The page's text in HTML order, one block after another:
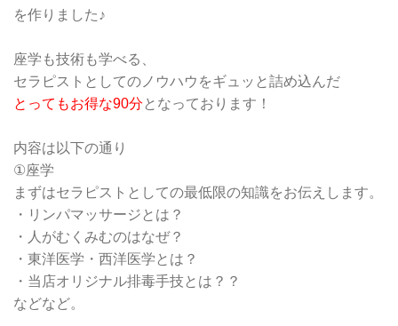
を作りました♪
座学も技術も学べる、
セラピストとしてのノウハウをギュッと詰め込んだ
とってもお得な90分 となっております！
内容は以下の通り
①座学
まずはセラピストとしての最低限の知識をお伝えします。
・リンパマッサージとは？
・人がむくみむのはなぜ？
・東洋医学・西洋医学とは？
・当店オリジナル排毒手技とは？？
などなど。